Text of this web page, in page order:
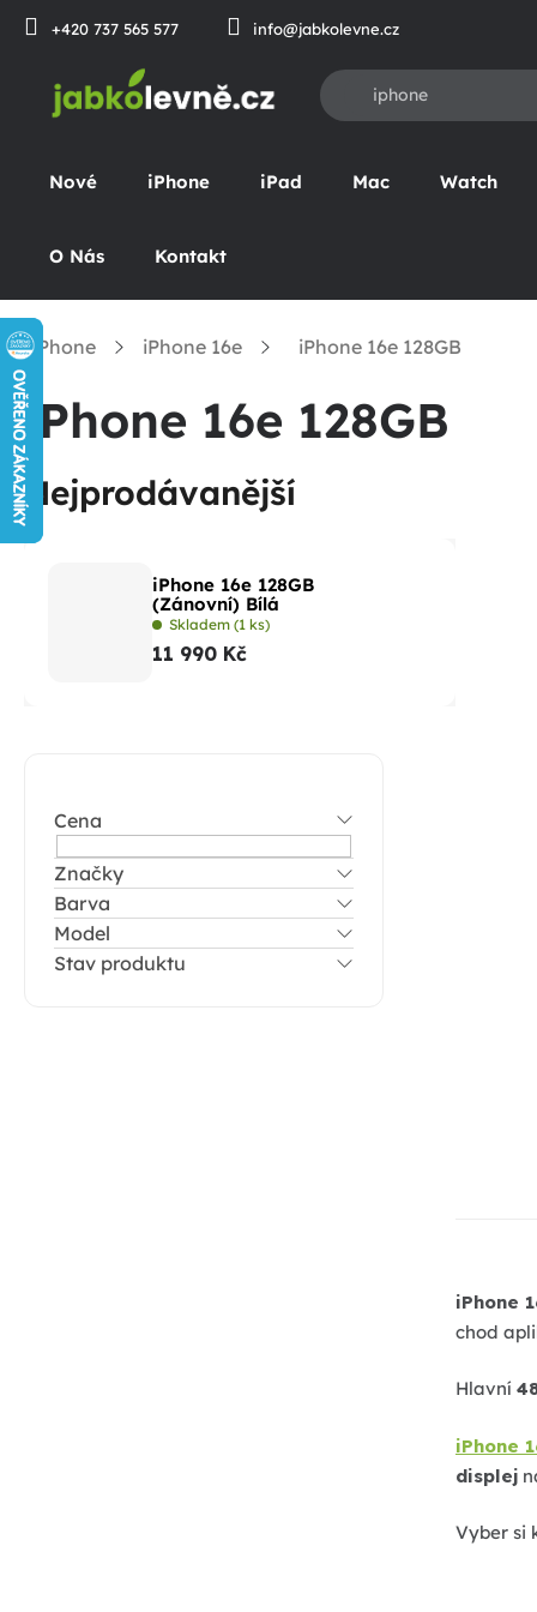
Přejít
+420 737 565 577 info@jabkolevne.cz
Nové iPhone iPad Mac Watch
O Nás Kontakt
iPhone iPhone 16e iPhone 16e 128GB
iPhone 16e 128GB
Nejprodávanější
iPhone 16e 128GB
(Zánovní) Bílá
Skladem (1 ks)
11 990 Kč
Cena
Značky
Barva
Model
Stav produktu
iPhone
chod
Hlavní
iPhone
displej
Vyber si